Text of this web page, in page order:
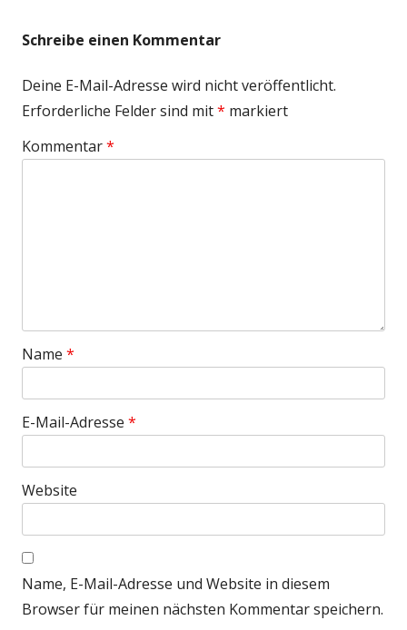
Schreibe einen Kommentar
Deine E-Mail-Adresse wird nicht veröffentlicht.
Erforderliche Felder sind mit* markiert
Kommentar*
Name *
E-Mail-Adresse *
Website
Name, E-Mail-Adresse und Website in diesem
Browser für meinen nächsten Kommentar speichern.